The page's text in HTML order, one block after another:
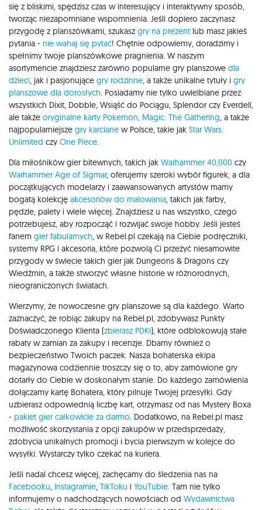
się z bliskimi, spędzisz czas w interesujący i interaktywny sposób,
tworząc niezapomniane wspomnienia. Jeśli dopiero zaczynasz
przygodę z planszówkami, szukasz gry na prezent lub masz jakieś
pytania - nie wahaj się pytać! Chętnie odpowiemy, doradzimy i
spełnimy twoje planszówkowe pragnienia. W naszym
asortymencie znajdziesz zarówno popularne gry planszowe dla
dzieci, jak i pasjonujące gry rodzinne, a także unikalne tytuły i gry
planszowe dla dorosłych. Posiadamy nie tylko uwielbiane przez
wszystkich Dixit, Dobble, Wsiąść do Pociągu, Splendor czy Everdell,
ale także oryginalne karty Pokemon, Magic: The Gathering, a także
najpopularniejsze gry karciane w Polsce, takie jak Star Wars:
Unlimited czy One Piece.
Dla miłośników gier bitewnych, takich jak Warhammer 40,000 czy
Warhammer Age of Sigmar, oferujemy szeroki wybór figurek, a dla
początkujących modelarzy i zaawansowanych artystów mamy
bogatą kolekcję akcesoriów do malowania, takich jak farby,
pędzle, palety i wiele więcej. Znajdziesz u nas wszystko, czego
potrzebujesz, aby rozpocząć i rozwijać swoje hobby. Jeśli jesteś
fanem gier fabularnych, w Rebel.pl czekają na Ciebie podręczniki,
systemy RPG i akcesoria, które pozwolą Ci przeżyć niesamowite
przygody w świecie takich gier jak Dungeons & Dragons czy
Wiedźmin, a także stworzyć własne historie w różnorodnych,
nieograniczonych światach.
Wierzymy, że nowoczesne gry planszowe są dla każdego. Warto
zaznaczyć, że robiąc zakupy na Rebel.pl, zdobywasz Punkty
Doświadczonego Klienta (zbierasz PDKi), które odblokowują stałe
rabaty w zamian za zakupy i recenzje. Dbamy również o
bezpieczeństwo Twoich paczek. Nasza bohaterska ekipa
magazynowa codziennie troszczy się o to, aby zamówione gry
dotarły do Ciebie w doskonałym stanie. Do każdego zamówienia
dołączamy kartę Bohatera, który pilnuje Twojej przesyłki. Gdy
uzbierasz odpowiednią liczbę kart, otrzymasz od nas Mystery Boxa
- pakiet gier całkowicie za darmo. Dodatkowo, na Rebel.pl masz
możliwość skorzystania z opcji zakupów w przedsprzedaży,
zdobycia unikalnych promocji i bycia pierwszym w kolejce do
wysyłki. Wystarczy tylko czekać na kuriera.
Jeśli nadal chcesz więcej, zachęcamy do śledzenia nas na
Facebooku, Instagramie, TikToku i YouTubie. Tam nie tylko
informujemy o nadchodzących nowościach od Wydawnictwa